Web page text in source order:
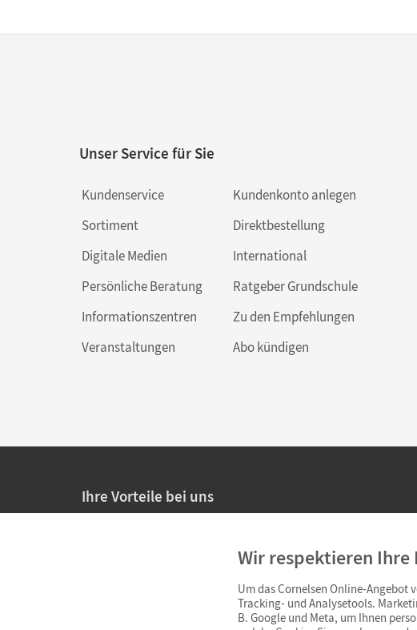
Unser Service für Sie
Kundenservice
Sortiment
Digitale Medien
Persönliche Beratung
Informationszentren
Veranstaltungen
Kundenkonto anlegen
Direktbestellung
International
Ratgeber Grundschule
Zu den Empfehlungen
Abo kündigen
Ihre Vorteile bei uns
Persönliche Angebote für Lehrkräfte
Sicheres Einkaufen mit SSL-Verschlüsselung
Wir respektieren Ihre
Um das Cornelsen Online-
Tracking- und Analysetools.
B. Google und Meta, um Ihnen